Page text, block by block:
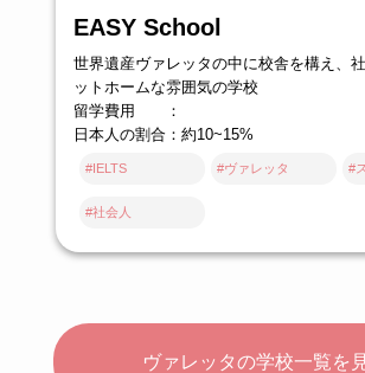
EASY School
世界遺産ヴァレッタの中に校舎を構え、
ットホームな雰囲気の学校
留学費用 ：
日本人の割合：約10~15%
#IELTS #ヴァレッタ #
#社会人
ヴァレッタの学校一覧を